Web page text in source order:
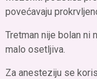
povećavaju
Tretman nije bolan ni
malo osetljiva.
Za anesteziju se